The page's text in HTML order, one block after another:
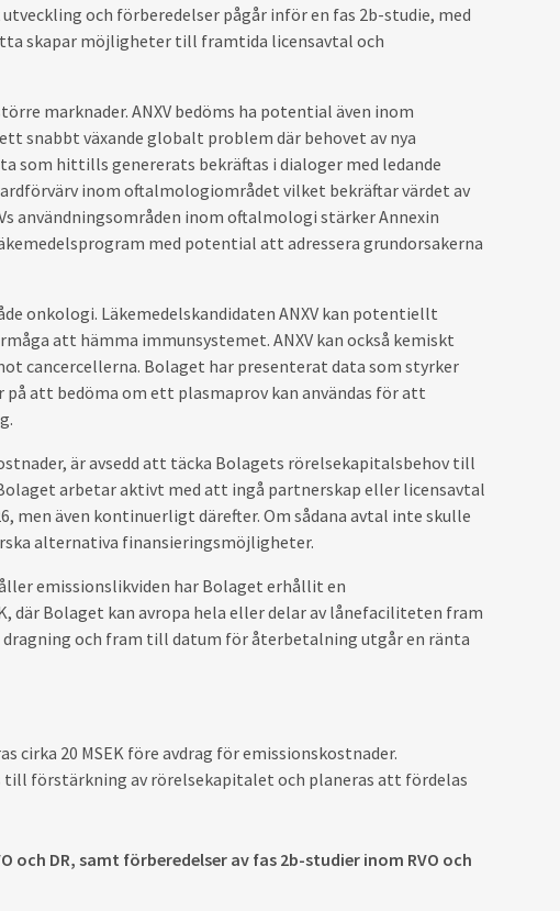
och förberedelser pågår inför en fas 2b-studie, med
skapar möjligheter till framtida licensavtal och
marknader. ANXV bedöms ha potential även inom
snabbt växande globalt problem där behovet av nya
som hittills genererats bekräftas i dialoger med ledande
inom oftalmologiområdet vilket bekräftar värdet av
användningsområden inom oftalmologi stärker Annexin
med potential att adressera grundorsakerna
onkologi. Läkemedelskandidaten ANXV kan potentiellt
att hämma immunsystemet. ANXV kan också kemiskt
cancercellerna. Bolaget har presenterat data som styrker
att bedöma om ett plasmaprov kan användas för att
är avsedd att täcka Bolagets rörelsekapitalsbehov till
arbetar aktivt med att ingå partnerskap eller licensavtal
även kontinuerligt därefter. Om sådana avtal inte skulle
alternativa finansieringsmöjligheter.
emissionslikviden har Bolaget erhållit en
Bolaget kan avropa hela eller delar av lånefaciliteten fram
och fram till datum för återbetalning utgår en ränta
20 MSEK före avdrag för emissionskostnader.
till förstärkning av rörelsekapitalet och planeras att fördelas
och DR, samt förberedelser av fas 2b-studier inom RVO och